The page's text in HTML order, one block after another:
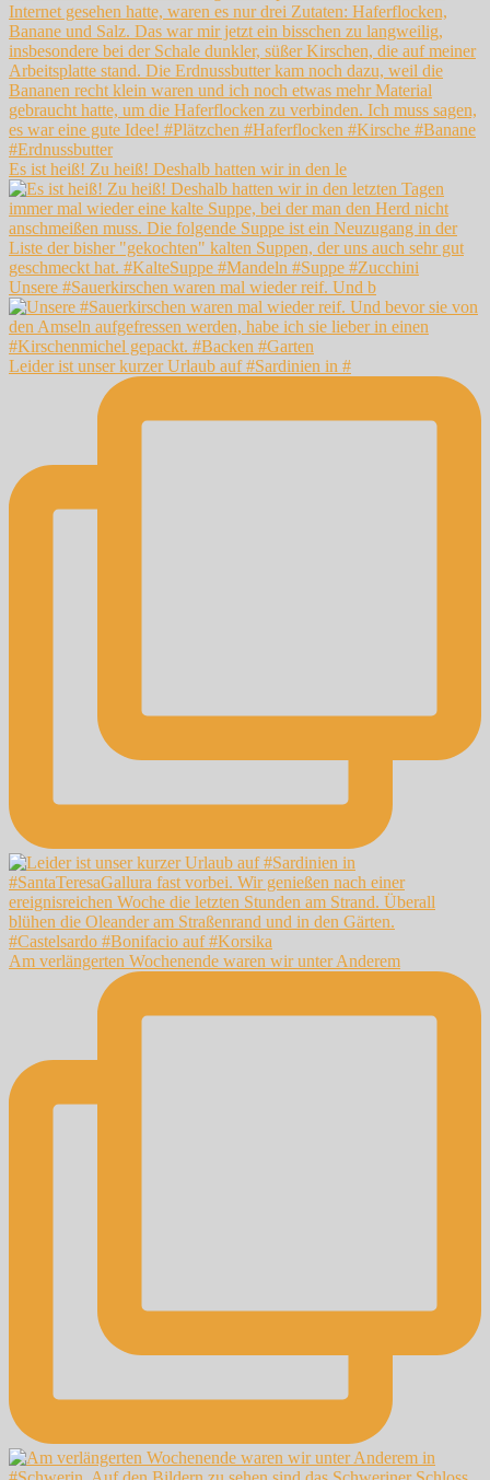
Es ist heiß! Zu heiß! Deshalb hatten wir in den le
Unsere #Sauerkirschen waren mal wieder reif. Und b
Leider ist unser kurzer Urlaub auf #Sardinien in #
Am verlängerten Wochenende waren wir unter Anderem